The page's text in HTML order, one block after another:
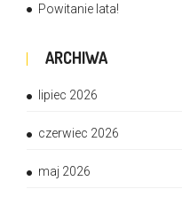
Powitanie lata!
ARCHIWA
lipiec 2026
czerwiec 2026
maj 2026